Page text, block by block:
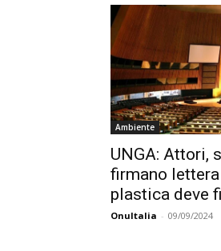
Ambiente
UNGA: Attori,
firmano lettera
plastica deve
OnuItalia - 09/09/2024